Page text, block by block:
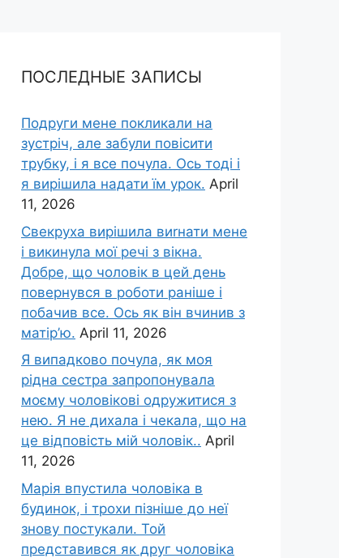
ПОСЛЕДНЫЕ ЗАПИСЫ
Подруги мене покликали на
зустріч, але забули повісити
трубку, і я все почула. Ось тоді і
я вирішила надати їм урок. April
11, 2026
Свекруха вирішила виrнати мене
і викинула мої речі з вікна.
Добре, що чоловік в цей день
повернувся в роботи раніше і
побачив все. Ось як він вчинив з
матір’ю. April 11, 2026
Я випадково почула, як моя
рідна сестра запропонувала
моєму чоловікові одружитися з
нею. Я не дихала і чекала, що на
це відповість мій чоловік.. April
11, 2026
Марія впустила чоловіка в
будинок, і трохи пізніше до неї
знову постукали. Той
представився як друг чоловіка